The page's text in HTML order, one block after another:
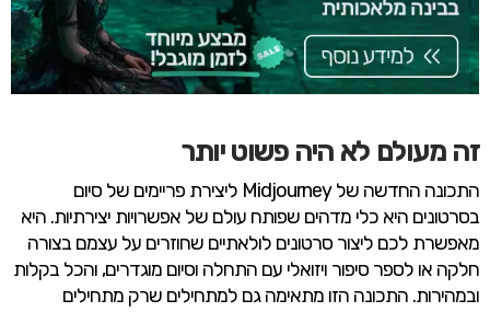
זה מעולם לא היה פשוט יותר
התכונה החדשה של Midjourney ליצירת פריימים של סיום
בסרטונים היא כלי מדהים שפותח עולם של אפשרויות יצירתיות. היא
מאפשרת לכם ליצור סרטונים לולאתיים שחוזרים על עצמם בצורה
חלקה או לספר סיפור ויזואלי עם התחלה וסיום מוגדרים, והכל בקלות
ובמהירות. התכונה הזו מתאימה גם למתחילים שרק מתחילים